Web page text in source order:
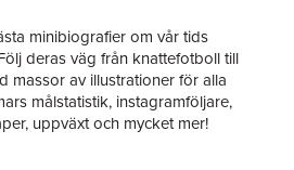
minibiografier om vår tids
deras väg från knattefotboll till
massor av illustrationer för alla
målstatistik, instagramföljare,
uppväxt och mycket mer!